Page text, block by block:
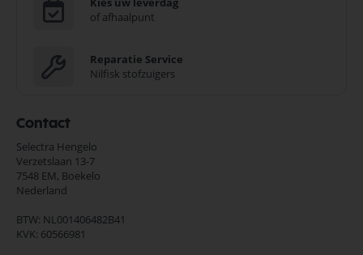
of afhaalpunt
Reparatie Service
Nilfisk stofzuigers
Contact
Selectra Hengelo
Verzetslaan 13-7
7548 EM, Boekelo
Nederland
BTW: NL001406482B41
KVK: 60566981